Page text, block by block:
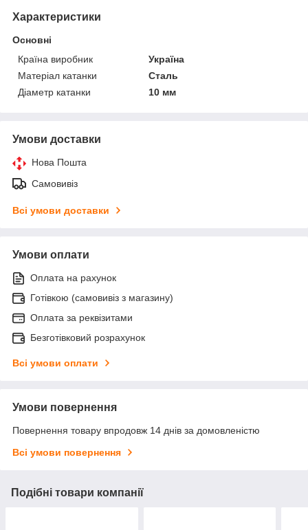
Характеристики
Основні
Країна виробник
Україна
Матеріал катанки
Сталь
Діаметр катанки
10 мм
Умови доставки
Нова Пошта
Самовивіз
Всі умови доставки
Умови оплати
Оплата на рахунок
Готівкою (самовивіз з магазину)
Оплата за реквізитами
Безготівковий розрахунок
Всі умови оплати
Умови повернення
Повернення товару впродовж 14 днів за домовленістю
Всі умови повернення
Подібні товари компанії